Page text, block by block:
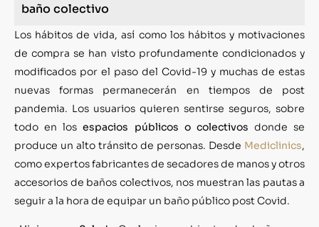
baño colectivo
Los hábitos de vida, así como los hábitos y motivaciones
de compra se han visto profundamente condicionados y
modificados por el paso del Covid-19 y muchas de estas
nuevas formas permanecerán en tiempos de post
pandemia. Los usuarios quieren sentirse seguros, sobre
todo en losespacios públicos o colectivos donde se
produce un alto tránsito de personas. Desde Mediclinics,
como expertos fabricantes de secadores de manos y otros
accesorios de baños colectivos, nos muestran las pautas a
seguir a la hora de equipar un baño público post Covid.